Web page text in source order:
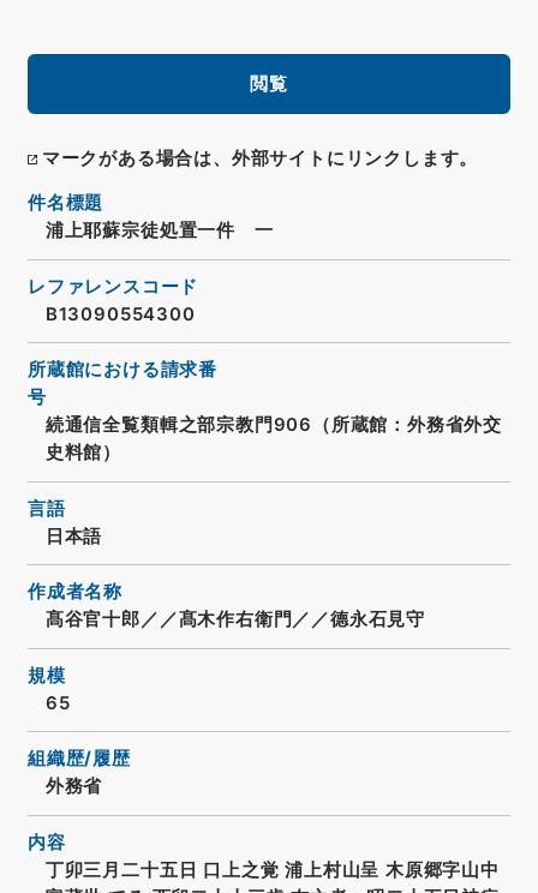
閲覧
マークがある場合は、外部サイトにリンクします。
件名標題
浦上耶蘇宗徒処置一件 一
レファレンスコード
B13090554300
所蔵館における請求番
号
続通信全覧類輯之部宗教門906（所蔵館：外務省外交
史料館）
言語
日本語
作成者名称
髙谷官十郎／／髙木作右衛門／／德永石見守
規模
65
組織歴/履歴
外務省
内容
丁卯三月二十五日 口上之覚 浦上村山呈 木原郷字山中